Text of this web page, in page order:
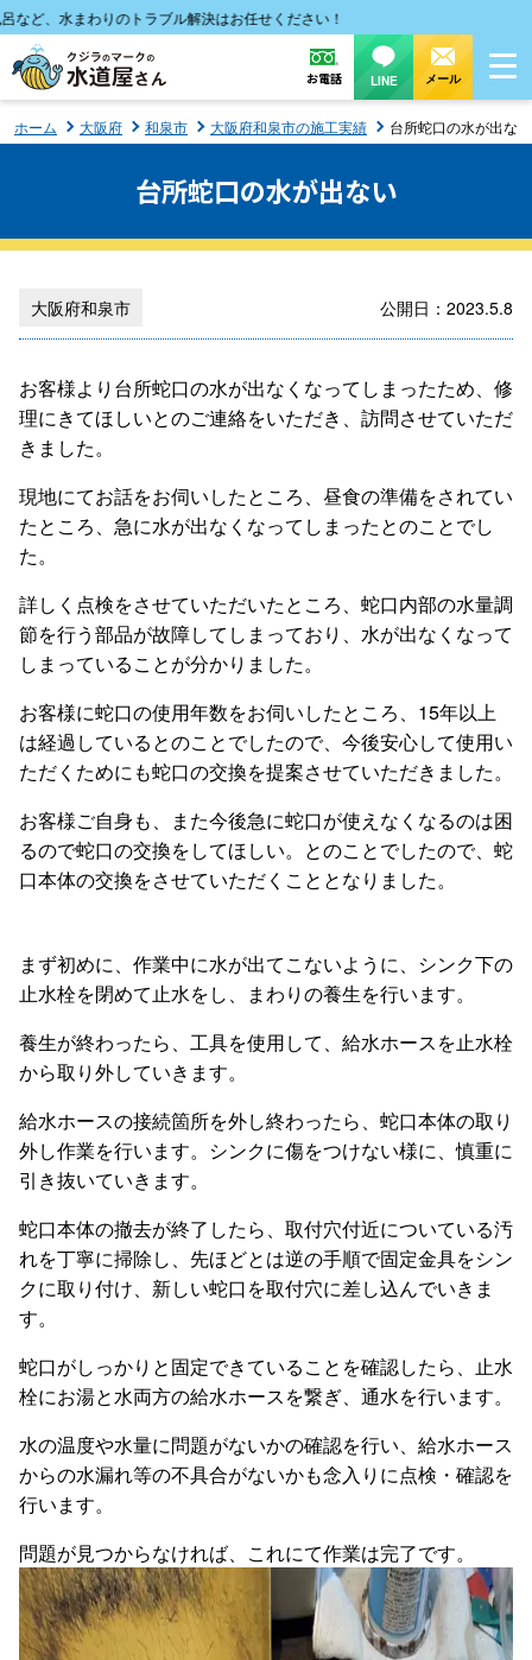
、水まわりのトラブル解決はお任せください！
お電話 LINE メール
ホーム 大阪府 和泉市 大阪府和泉市の施工実績 台所蛇口の水が出ない
台所蛇口の水が出ない
大阪府和泉市 公開日：2023.5.8
お客様より台所蛇口の水が出なくなってしまったため、修
理にきてほしいとのご連絡をいただき、訪問させていただ
きました。
現地にてお話をお伺いしたところ、昼食の準備をされてい
たところ、急に水が出なくなってしまったとのことでし
た。
詳しく点検をさせていただいたところ、蛇口内部の水量調
節を行う部品が故障してしまっており、水が出なくなって
しまっていることが分かりました。
お客様に蛇口の使用年数をお伺いしたところ、15年以上
は経過しているとのことでしたので、今後安心して使用い
ただくためにも蛇口の交換を提案させていただきました。
お客様ご自身も、また今後急に蛇口が使えなくなるのは困
るので蛇口の交換をしてほしい。とのことでしたので、蛇
口本体の交換をさせていただくこととなりました。
まず初めに、作業中に水が出てこないように、シンク下の
止水栓を閉めて止水をし、まわりの養生を行います。
養生が終わったら、工具を使用して、給水ホースを止水栓
から取り外していきます。
給水ホースの接続箇所を外し終わったら、蛇口本体の取り
外し作業を行います。シンクに傷をつけない様に、慎重に
引き抜いていきます。
蛇口本体の撤去が終了したら、取付穴付近についている汚
れを丁寧に掃除し、先ほどとは逆の手順で固定金具をシン
クに取り付け、新しい蛇口を取付穴に差し込んでいきま
す。
蛇口がしっかりと固定できていることを確認したら、止水
栓にお湯と水両方の給水ホースを繋ぎ、通水を行います。
水の温度や水量に問題がないかの確認を行い、給水ホース
からの水漏れ等の不具合がないかも念入りに点検・確認を
行います。
問題が見つからなければ、これにて作業は完了です。